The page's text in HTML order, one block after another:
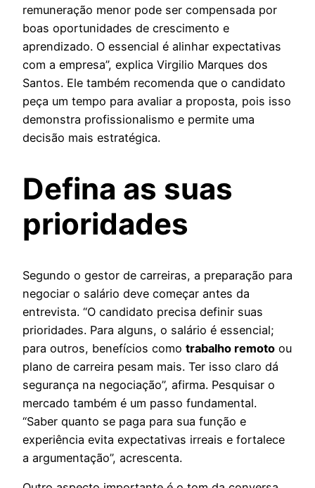
remuneração menor pode ser compensada por
boas oportunidades de crescimento e
aprendizado. O essencial é alinhar expectativas
com a empresa”, explica Virgilio Marques dos
Santos. Ele também recomenda que o candidato
peça um tempo para avaliar a proposta, pois isso
demonstra profissionalismo e permite uma
decisão mais estratégica.
Defina as suas
prioridades
Segundo o gestor de carreiras, a preparação para
negociar o salário deve começar antes da
entrevista. “O candidato precisa definir suas
prioridades. Para alguns, o salário é essencial;
para outros, benefícios como trabalho remoto ou
plano de carreira pesam mais. Ter isso claro dá
segurança na negociação”, afirma. Pesquisar o
mercado também é um passo fundamental.
“Saber quanto se paga para sua função e
experiência evita expectativas irreais e fortalece
a argumentação”, acrescenta.